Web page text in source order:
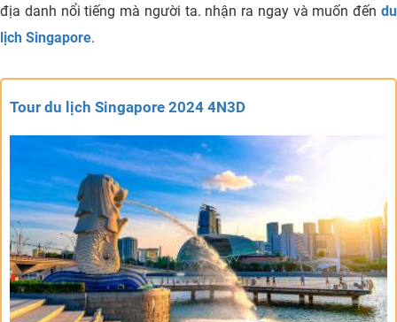
địa danh nổi tiếng mà người ta. nhận ra ngay và muốn đến du
lịch Singapore.
Tour du lịch Singapore 2024 4N3D